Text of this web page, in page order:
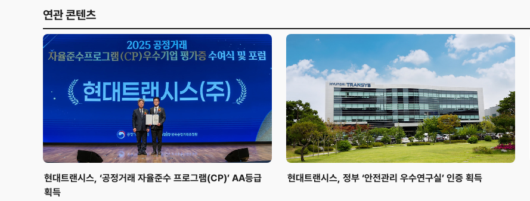
연관 콘텐츠
현대트랜시스, ‘공정거래 자율준수 프로그램(CP)’ AA등급
획득
현대트랜시스, 정부 ‘안전관리 우수연구실’ 인증 획득